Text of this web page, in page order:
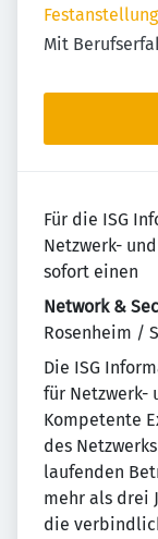
Festanstellung
Mit
Für die ISG
Netzwerk-
sofort einen
Network &
Rosenheim /
Die ISG
für Netzwerk-
Kompetente
des
laufenden
mehr als drei
die